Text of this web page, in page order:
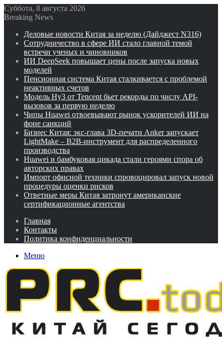
Суббота, 8 августа 2026
Breaking News
Деловые новости Китая за неделю (Дайджест N316)
Сотрудничество в сфере ИИ стало главной темой
встречи ученых и чиновников
ИИ DeepSeek повышает цены после запуска новых
моделей
Пенсионная система Китая сталкивается с проблемой
неактивных счетов
Модель Hy3 от Tencent бьет рекорды по числу API-
вызовов за первую неделю
Чипы Huawei отвоевывают рынок ускорителей ИИ на
фоне санкций
Бизнес Китая: экс-глава 3D-печати Anker запускает
LightMake – B2B-инструмент для распределенного
производства
Huawei и бамбуковая цикада стали героями спора об
авторских правах
Импорт офисной техники спровоцировал запуск новой
процедуры оценки рисков
Ответные меры Китая затронут американские
сертификационные агентства
Главная
Контакты
Политика конфиденциальности
Меню